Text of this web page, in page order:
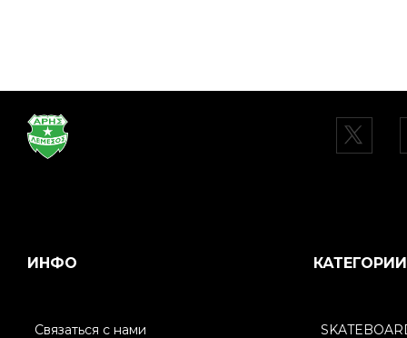
ИНФО
Связаться с нами
КАТЕГОРИИ